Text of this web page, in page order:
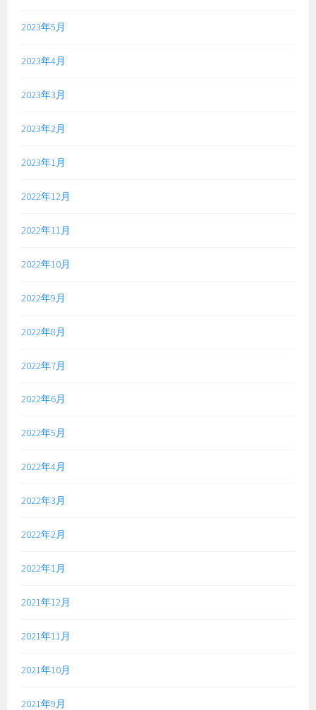
2023年5月
2023年4月
2023年3月
2023年2月
2023年1月
2022年12月
2022年11月
2022年10月
2022年9月
2022年8月
2022年7月
2022年6月
2022年5月
2022年4月
2022年3月
2022年2月
2022年1月
2021年12月
2021年11月
2021年10月
2021年9月